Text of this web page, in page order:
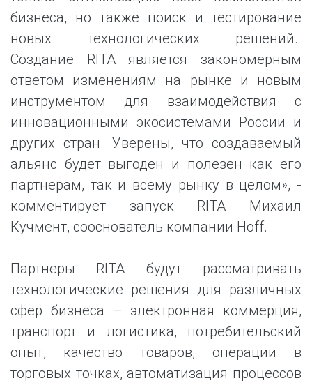
бизнеса, но также поиск и тестирование
новых технологических решений.
Создание RITA является закономерным
ответом изменениям на рынке и новым
инструментом для взаимодействия с
инновационными экосистемами России и
других стран. Уверены, что создаваемый
альянс будет выгоден и полезен как его
партнерам, так и всему рынку в целом», -
комментирует запуск RITA Михаил
Кучмент, сооснователь компании Hoff.
Партнеры RITA будут рассматривать
технологические решения для различных
сфер бизнеса – электронная коммерция,
транспорт и логистика, потребительский
опыт, качество товаров, операции в
торговых точках, автоматизация процессов